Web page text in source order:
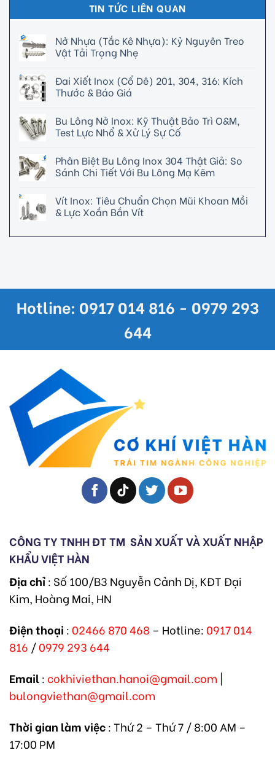
TIN TỨC LIÊN QUAN
Nở Nhựa (Tắc Kê Nhựa): Kỷ Nguyên Treo
Vật Tải Trọng Nhẹ
Đai Xiết Inox (Cổ Dê) 201, 304, 316: Kích
Thước & Báo Giá
Bu Lông Nở Inox: Kỹ Thuật Bảo Trì O&M,
Test Lực Nhổ & Xử Lý Sự Cố
Phân Biệt Bu Lông Inox 304 Thật Giả: So
Sánh Chi Tiết Với Bu Lông Mạ Kẽm
Vít Inox: Tiêu Chuẩn Chọn Mũi Khoan Mồi
& Lực Xoắn Bắn Vít
Hotline: 0917 014 816 - 0979 293
644
CÔNG TY TNHH ĐT TM SẢN XUẤT VÀ XUẤT NHẬP
KHẨU VIỆT HÀN
Địa chỉ: Số 100/B3 Nguyễn Cảnh Dị, KĐT Đại
Kim, Hoàng Mai, HN
Điện thoại : 02466 870 468 – Hotline: 0917 014
816 /0979 293 644
Email: cokhiviethan.hanoi@gmail.com |
bulongviethan@gmail.com
Thời gian làm việc: Thứ 2 – Thứ 7 / 8:00 AM –
17:00 PM